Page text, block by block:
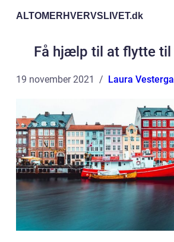
ALTOMERHVERVSLIVET.dk
Få hjælp til at flytte til
19 november 2021 Laura